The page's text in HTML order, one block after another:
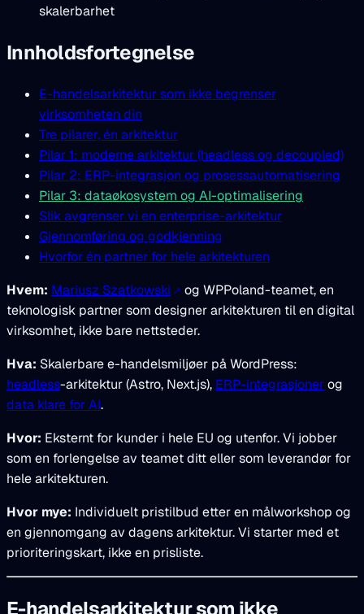
skalerbarhet
Innholdsfortegnelse
E-handelsarkitektur som ikke begrenser
virksomheten din
Tre pilarer, én arkitektur
Pilar 1: moderne arkitektur (headless og decoupled)
Pilar 2: ERP-integrasjon og prosessautomatisering
Pilar 3: dataøkosystem og AI-optimalisering
Slik avgrenser vi en enterprise-arkitektur
Gjennomføring og godkjenning
Hvorfor én partner for hele arkitekturen
Hvem: Mariusz Szatkowski
og WPPoland-teamet, en
teknologisk partner som designer arkitekturen til en digital
virksomhet, ikke bare nettsteder.
Hva: Skalerbare e-handelsmiljøer på WordPress:
headless-arkitektur (Astro, Next.js), ERP-integrasjonerog
data klare for AI.
Hvor: Eksternt for kunder i hele EU og utenfor. Vi jobber
som en forlengelse av teamet ditt eller som leverandør for
hele arkitekturen.
Hvor mye: Individuelt pristilbud etter en målworkshop og
en gjennomgang av dagens arkitektur. Vi starter med et
prioriteringskart, ikke en prisliste.